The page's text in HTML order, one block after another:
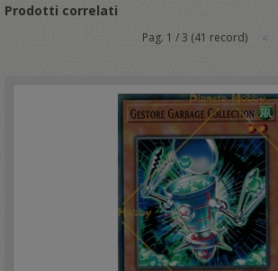
Prodotti correlati
Pag. 1 /3 (41 record)